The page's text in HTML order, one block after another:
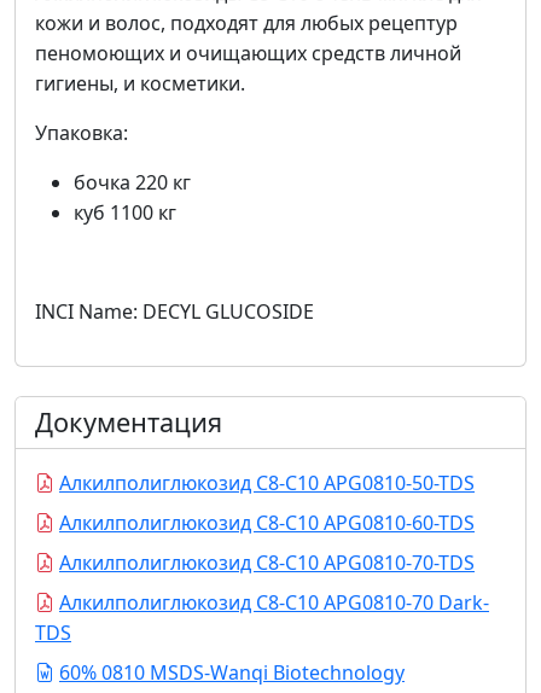
кожи и волос, подходят для любых рецептур
пеномоющих и очищающих средств личной
гигиены, и косметики.
Упаковка:
бочка 220 кг
куб 1100 кг
INCI Name: DECYL GLUCOSIDE
Документация
Алкилполиглюкозид С8-С10 APG0810-50-TDS
Алкилполиглюкозид С8-С10 APG0810-60-TDS
Алкилполиглюкозид С8-С10 APG0810-70-TDS
Алкилполиглюкозид С8-С10 APG0810-70 Dark-
TDS
60% 0810 MSDS-Wanqi Biotechnology